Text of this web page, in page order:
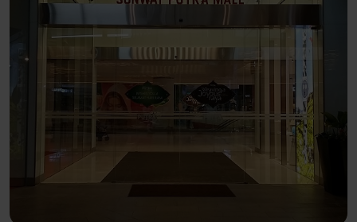
Projetos
PT-PT
+351 214 787 270
portugal@manusa.com